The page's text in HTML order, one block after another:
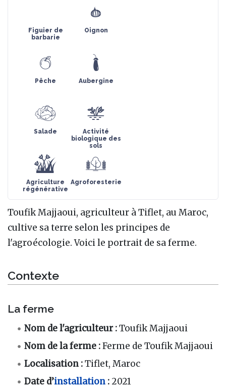
Figuier de
barbarie
Oignon
Pêche Aubergine
Salade
Activité
biologique des
sols
Agriculture
régénérative
Agroforesterie
Toufik Majjaoui, agriculteur à Tiflet, au Maroc,
cultive sa terre selon les principes de
l'agroécologie. Voici le portrait de sa ferme.
Contexte
La ferme
Nom de l'agriculteur :Toufik Majjaoui
Nom de la ferme :Ferme de Toufik Majjaoui
Localisation :Tiflet, Maroc
Date d’installation : 2021